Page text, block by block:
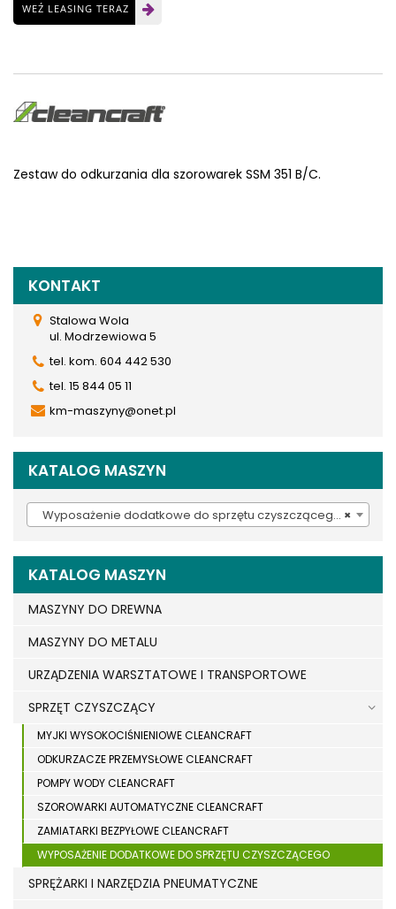
WEŹ LEASING TERAZ
Zestaw do odkurzania dla szorowarek SSM 351 B/C.
KONTAKT
Stalowa Wola
ul. Modrzewiowa 5
tel. kom. 604 442 530
tel. 15 844 05 11
km-maszyny@onet.pl
KATALOG MASZYN
×
Wyposażenie dodatkowe do sprzętu czyszczącego (937)
KATALOG MASZYN
MASZYNY DO DREWNA
MASZYNY DO METALU
URZĄDZENIA WARSZTATOWE I TRANSPORTOWE
SPRZĘT CZYSZCZĄCY
MYJKI WYSOKOCIŚNIENIOWE CLEANCRAFT
ODKURZACZE PRZEMYSŁOWE CLEANCRAFT
POMPY WODY CLEANCRAFT
SZOROWARKI AUTOMATYCZNE CLEANCRAFT
ZAMIATARKI BEZPYŁOWE CLEANCRAFT
WYPOSAŻENIE DODATKOWE DO SPRZĘTU CZYSZCZĄCEGO
SPRĘŻARKI I NARZĘDZIA PNEUMATYCZNE